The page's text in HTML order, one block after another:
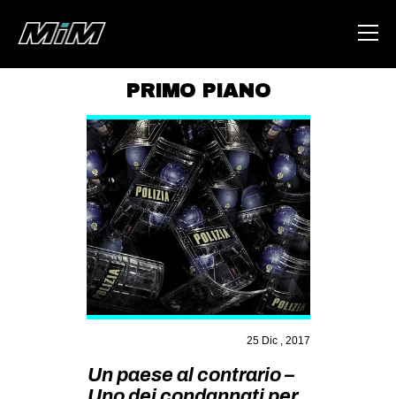
ABOUT
AREA
DEGENERAZIONE
GAZA FREESTYLE
CSOA LAMBRETTA
MSM
STUDENTI TSUNAMI
ZAM
PRIMO PIANO
25 Dic , 2017
Un paese al contrario –